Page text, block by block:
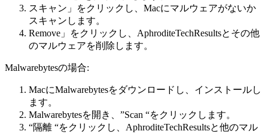
スキャン」をクリックし、Macにマルウェアがないか
スキャンします。
Remove」をクリックし、AphroditeTechResultsとその他
のマルウェアを削除します。
Malwarebytesの場合:
MacにMalwarebytesをダウンロードし、インストールし
ます。
Malwarebytesを開き、”Scan “をクリックします。
“隔離 “をクリックし、AphroditeTechResultsと他のマル